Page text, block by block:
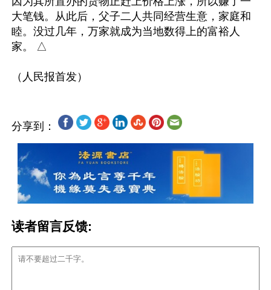
大笔钱。从此后，父子二人共同经营生意，家庭和
睦。没过几年，万家就成为当地数得上的富裕人
家。 △
分享到：
读者留言反馈: